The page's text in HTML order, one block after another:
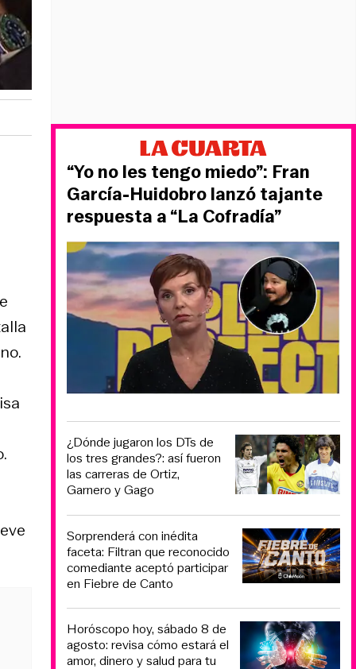
“Yo no les tengo miedo”: Fran
García-Huidobro lanzó tajante
respuesta a “La Cofradía”
¿Dónde jugaron los DTs de
los tres grandes?: así fueron
las carreras de Ortiz,
Garnero y Gago
Sorprenderá con inédita
faceta: Filtran que reconocido
comediante aceptó participar
en Fiebre de Canto
Horóscopo hoy, sábado 8 de
agosto: revisa cómo estará el
amor, dinero y salud para tu